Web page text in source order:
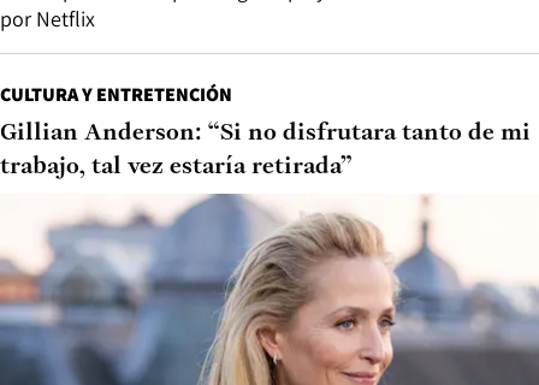
por Netflix
CULTURA Y ENTRETENCIÓN
Gillian Anderson: “Si no disfrutara tanto de mi
trabajo, tal vez estaría retirada”